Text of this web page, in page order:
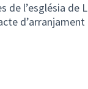
de l’església de
d’arranjament